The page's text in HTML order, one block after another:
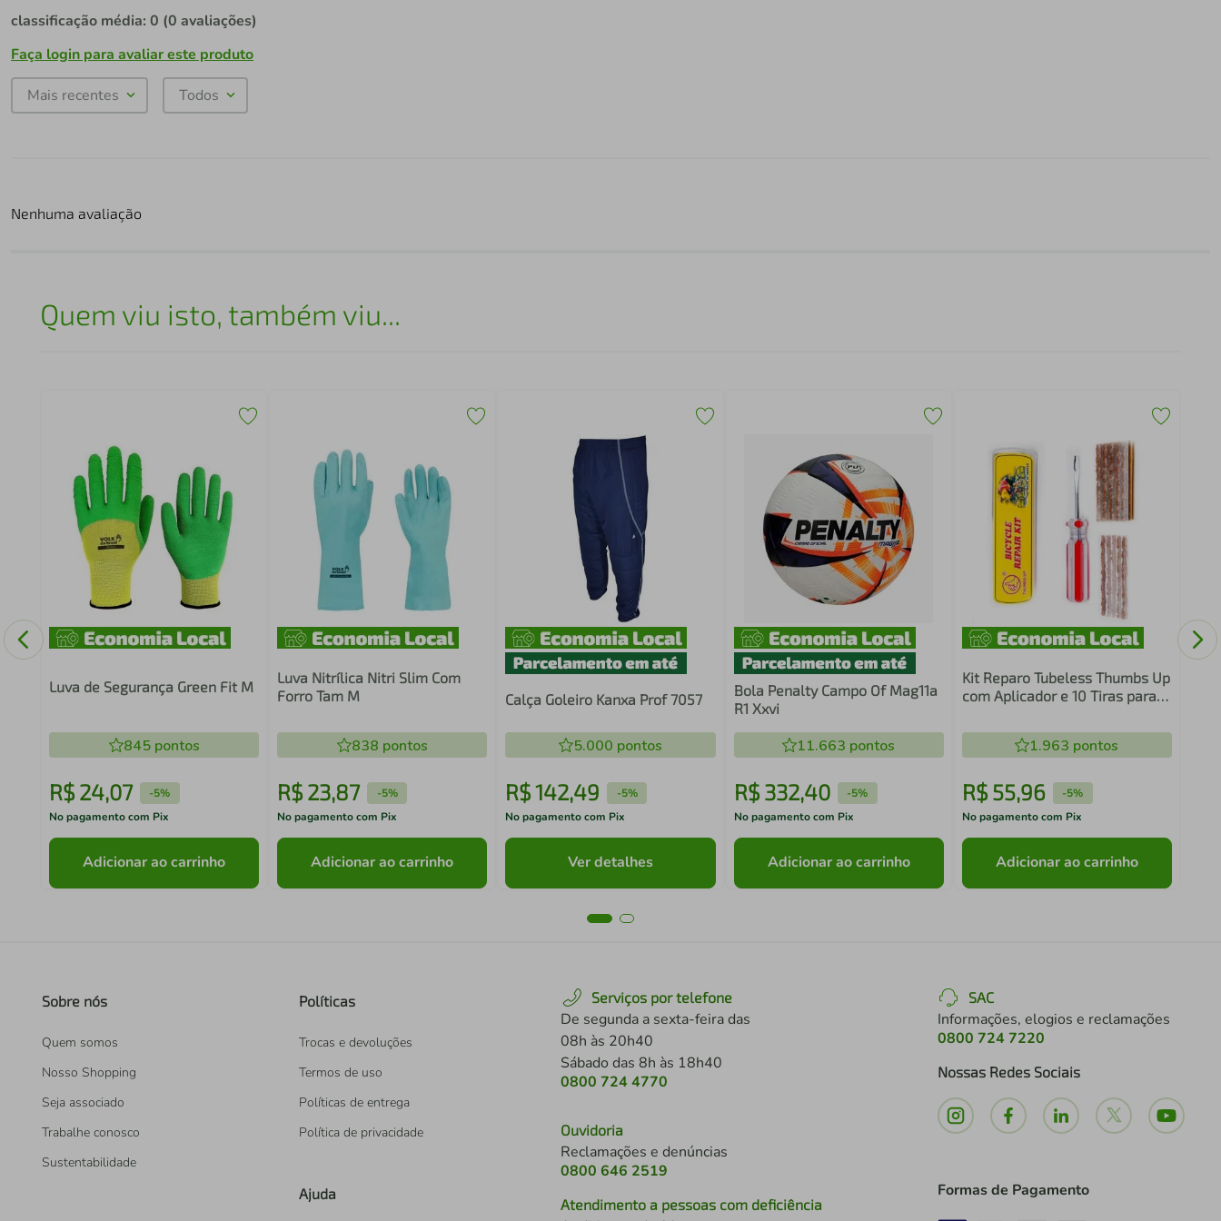
classificação média: 0 (0 avaliações)
Faça login para avaliar este produto
Mais recentes Todos
Nenhuma avaliação
Quem viu isto, também viu...
Luva de Segurança Green Fit M
845pontos
R$ 24,07 -5%
No pagamento com Pix
Adicionar ao carrinho
Luva Nitrílica Nitri Slim Com
Forro Tam M
838 pontos
R$ 23,87 -5%
No pagamento com Pix
Adicionar ao carrinho
Calça Goleiro Kanxa Prof 7057
5.000 pontos
R$142,49 -5%
No pagamento com Pix
Ver detalhes
Bola Penalty Campo Of Mag11a
R1 Xxvi
11.663 pontos
R$ 332,40 -5%
No pagamento com Pix
Adicionar ao carrinho
Kit Reparo Tubeless Thumbs Up
com Aplicador e 10 Tiras para
1.963 pontos
R$ 55,96 -5%
No pagamento com Pix
Adicionar ao carrinho
Sobre nós
Quem somos
Nosso Shopping
Seja associado
Trabalhe conosco
Sustentabilidade
Políticas
Trocas e devoluções
Termos de uso
Políticas de entrega
Política de privacidade
Ajuda
Serviços por telefone
De segunda a sexta-feira das
08h às 20h40
Sábado das 8h às 18h40
0800 724 4770
Ouvidoria
Reclamações e denúncias
0800 646 2519
Atendimento a pessoas com deficiência
SAC
Informações, elogios e reclamações
0800 724 7220
Nossas Redes Sociais
Formas de Pagamento